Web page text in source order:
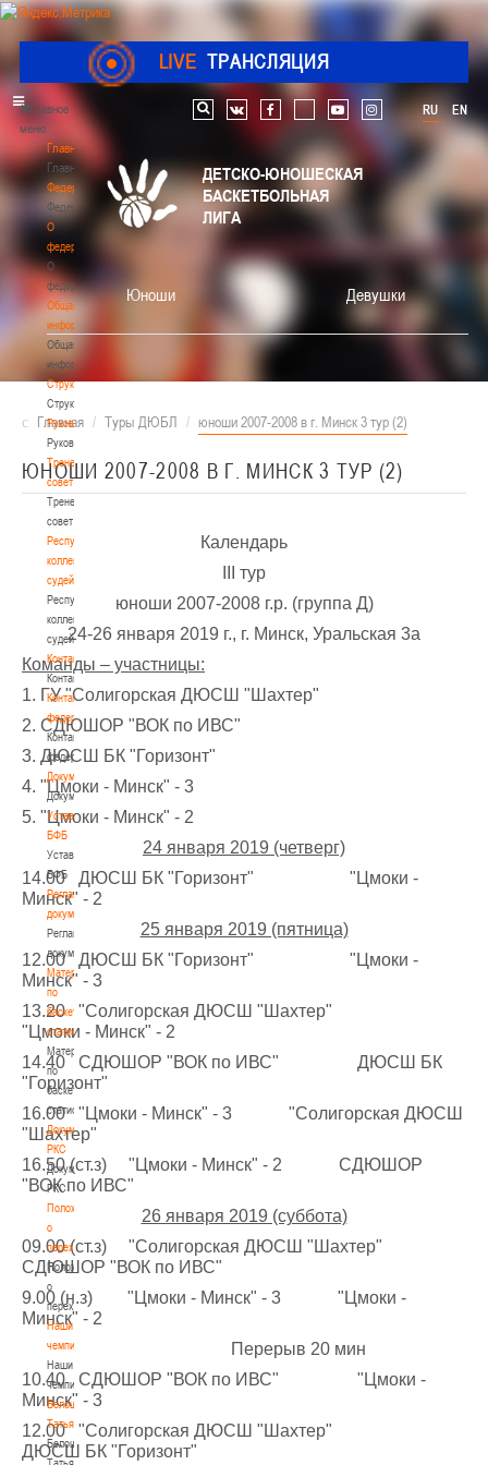
LIVE ТРАНСЛЯЦИЯ
Главное
меню
Главная
Главная
Федерация
Федерация
О
федерации
О
федерации
Общая
информация
Общая
информация
Структура
Структура
Руководство
Руководство
Тренерский
совет
Тренерский
совет
Республиканская
коллегия
судей
Республиканская
коллегия
судей
Контакты
Контакты
Контакты
федерации
Контакты
федерации
Документы
Документы
Устав
БФБ
Устав
БФБ
Регламентирующие
документы
Регламентирующие
документы
Материалы
по
баскетбольной
статистике
Материалы
по
баскетбольной
статистике
Документы
РКС
Документы
РКС
Положение
о
переходах
Положение
о
переходах
Наши
чемпионы
Наши
чемпионы
Белошапко
Татьяна
Белошапко
Татьяна
RU EN
Поиск по сайту
vk facebook youtube instagram
ДЕТСКО-ЮНОШЕСКАЯ
БАСКЕТБОЛЬНАЯ
ЛИГА
Юноши Девушки
Главная / Туры ДЮБЛ / юноши 2007-2008 в г. Минск 3 тур (2)
ЮНОШИ 2007-2008 В Г. МИНСК 3 ТУР (2)
Календарь
III тур
юноши 2007-2008 г.р. (группа Д)
24-26 января 2019 г., г. Минск, Уральская 3а
Команды – участницы:
1. ГУ "Солигорская ДЮСШ "Шахтер"
2. СДЮШОР "ВОК по ИВС"
3. ДЮСШ БК "Горизонт"
4. "Цмоки - Минск" - 3
5. "Цмоки - Минск" - 2
24 января 2019 (четверг)
14.00 ДЮСШ БК "Горизонт" "Цмоки -
Минск" - 2
25 января 2019 (пятница)
12.00 ДЮСШ БК "Горизонт" "Цмоки -
Минск" - 3
13.20 "Солигорская ДЮСШ "Шахтер"
"Цмоки - Минск" - 2
14.40 СДЮШОР "ВОК по ИВС" ДЮСШ БК
"Горизонт"
16.00 "Цмоки - Минск" - 3 "Солигорская ДЮСШ
"Шахтер"
16.50 (ст.з) "Цмоки - Минск" - 2 СДЮШОР
"ВОК по ИВС"
26 января 2019 (суббота)
09.00 (ст.з) "Солигорская ДЮСШ "Шахтер"
СДЮШОР "ВОК по ИВС"
9.00 (н.з) "Цмоки - Минск" - 3 "Цмоки -
Минск" - 2
Перерыв 20 мин
10.40 СДЮШОР "ВОК по ИВС" "Цмоки -
Минск" - 3
12.00 "Солигорская ДЮСШ "Шахтер"
ДЮСШ БК "Горизонт"